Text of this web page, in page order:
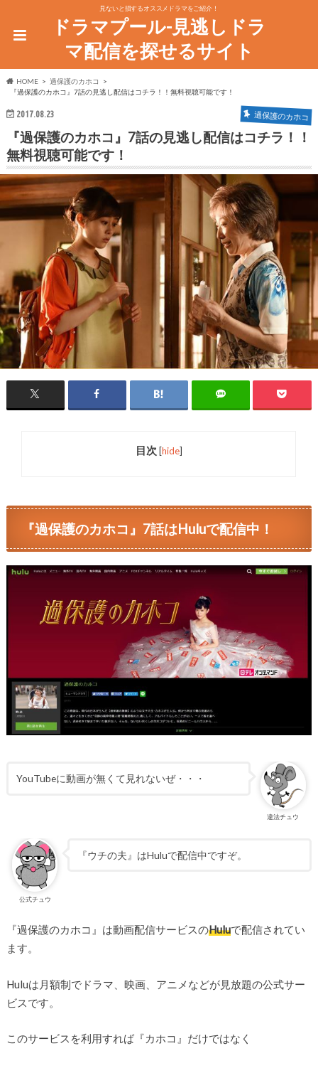
見ないと損するオススメドラマをご紹介！
ドラマプール-見逃しドラ
マ配信を探せるサイト
HOME
過保護のカホコ
『過保護のカホコ』7話の見逃し配信はコチラ！！無料視聴可能です！
2017.08.23 過保護のカホコ
『過保護のカホコ』7話の見逃し配信はコチラ！！
無料視聴可能です！
目次 [hide]
『過保護のカホコ』7話はHuluで配信中！
違法チュウ
YouTubeに動画が無くて見れないぜ・・・
公式チュウ
『ウチの夫』はHuluで配信中ですぞ。
『過保護のカホコ』は動画配信サービスのHuluで配信されてい
ます。
Huluは月額制でドラマ、映画、アニメなどが見放題の公式サー
ビスです。
このサービスを利用すれば『カホコ』だけではなく